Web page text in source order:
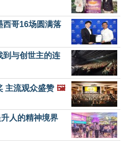
西哥16场圆满落
到与创世主的连
主流观众盛赞 🖼️
人的精神境界